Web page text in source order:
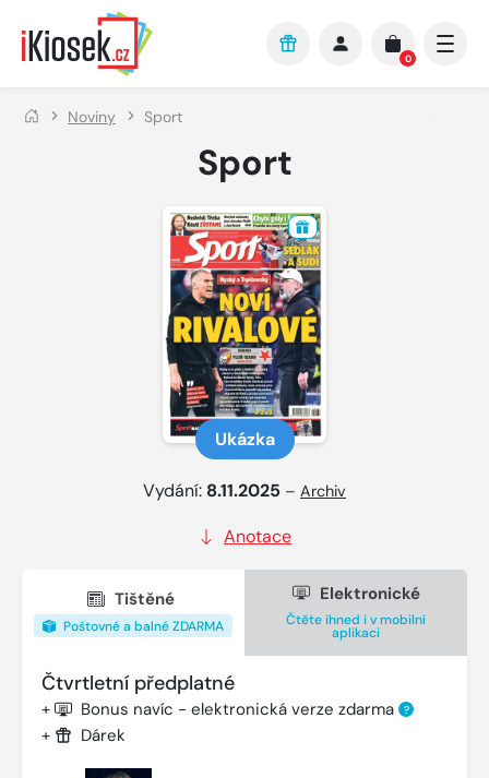
Přejít na hlavní obsah
0
Noviny Sport
Sport
Ukázka
Vydání: 8.11.2025 – Archiv
Anotace
Tištěné
Poštovné a balné ZDARMA
Elektronické
Čtěte ihned i v mobilní
aplikaci
Čtvrtletní předplatné
+ Bonus navíc - elektronická verze zdarma ?
+ Dárek